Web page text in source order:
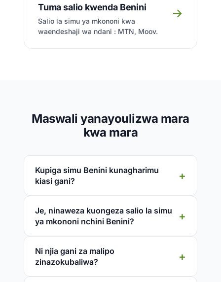
Tuma salio kwenda Benini
Salio la simu ya mkononi kwa
waendeshaji wa ndani : MTN, Moov.
→
Maswali yanayoulizwa mara
kwa mara
Kupiga simu Benini kunagharimu
kiasi gani?
Je, ninaweza kuongeza salio la simu
ya mkononi nchini Benini?
Ni njia gani za malipo
zinazokubaliwa?